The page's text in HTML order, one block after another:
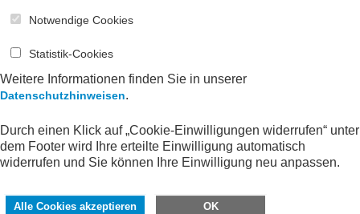
Notwendige Cookies
Statistik-Cookies
Weitere Informationen finden Sie in unserer
Datenschutzhinweisen.
Durch einen Klick auf „Cookie-Einwilligungen widerrufen“ unter
dem Footer wird Ihre erteilte Einwilligung automatisch
widerrufen und Sie können Ihre Einwilligung neu anpassen.
Alle Cookies akzeptieren OK